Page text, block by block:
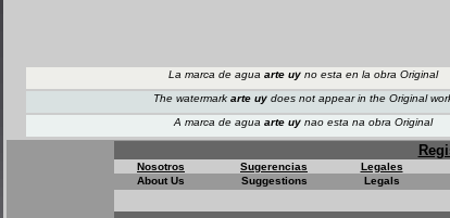
La marca de agua arte uy no esta en la obra Original
The watermark arte uy does not appearin the Original
A marca de agua arte uy nao esta na obra Original
Nosotros Sugerencias Legales
About Us
Suggestions Legals